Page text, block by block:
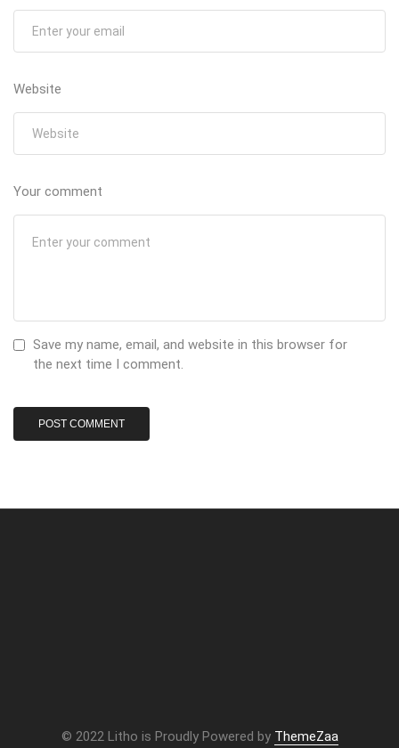
Website
Your comment
Save my name, email, and website in this browser for
the next time I comment.
© 2022 Litho is Proudly Powered by ThemeZaa